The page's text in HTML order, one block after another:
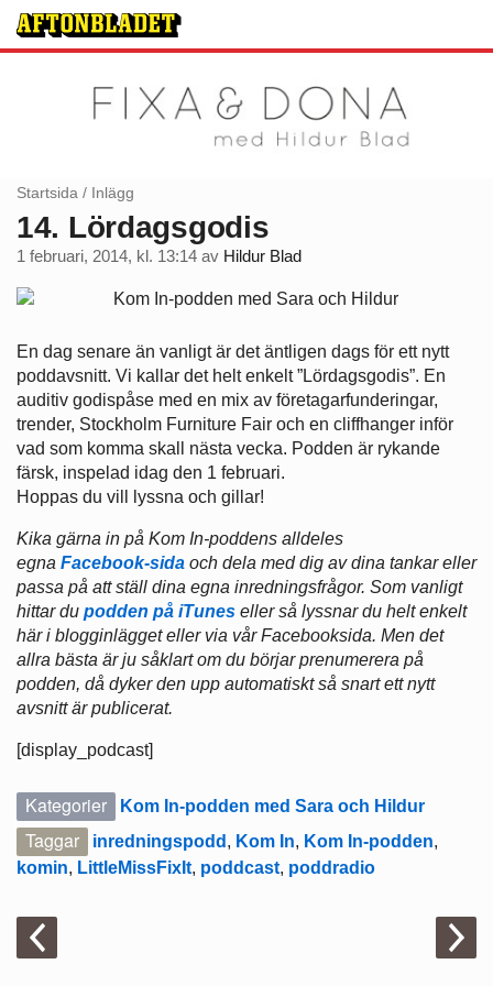
Startsida / Inlägg
14. Lördagsgodis
1 februari, 2014, kl. 13:14 av Hildur Blad
En dag senare än vanligt är det äntligen dags för ett nytt
poddavsnitt. Vi kallar det helt enkelt ”Lördagsgodis”. En
auditiv godispåse med en mix av företagarfunderingar,
trender, Stockholm Furniture Fair och en cliffhanger inför
vad som komma skall nästa vecka. Podden är rykande
färsk, inspelad idag den 1 februari.
Hoppas du vill lyssna och gillar!
Kika gärna in på Kom In-poddens alldeles
egna Facebook-sida och dela med dig av dina tankar eller
passa på att ställ dina egna inredningsfrågor. Som vanligt
hittar du podden på iTunes eller så lyssnar du helt enkelt
här i blogginlägget eller via vår Facebooksida. Men det
allra bästa är ju såklart om du börjar prenumerera på
podden, då dyker den upp automatiskt så snart ett nytt
avsnitt är publicerat.
[display_podcast]
Kategorier Kom In-podden med Sara och Hildur
Taggar inredningspodd , Kom In, Kom In-podden,
komin, LittleMissFixIt, poddcast, poddradio